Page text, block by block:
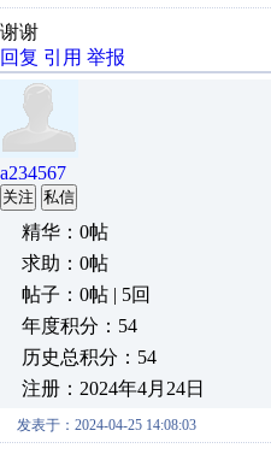
谢谢
回复 引用 举报
a234567
关注 私信
精华：0帖
求助：0帖
帖子：0帖 | 5回
年度积分：54
历史总积分：54
注册：2024年4月24日
发表于：2024-04-25 14:08:03